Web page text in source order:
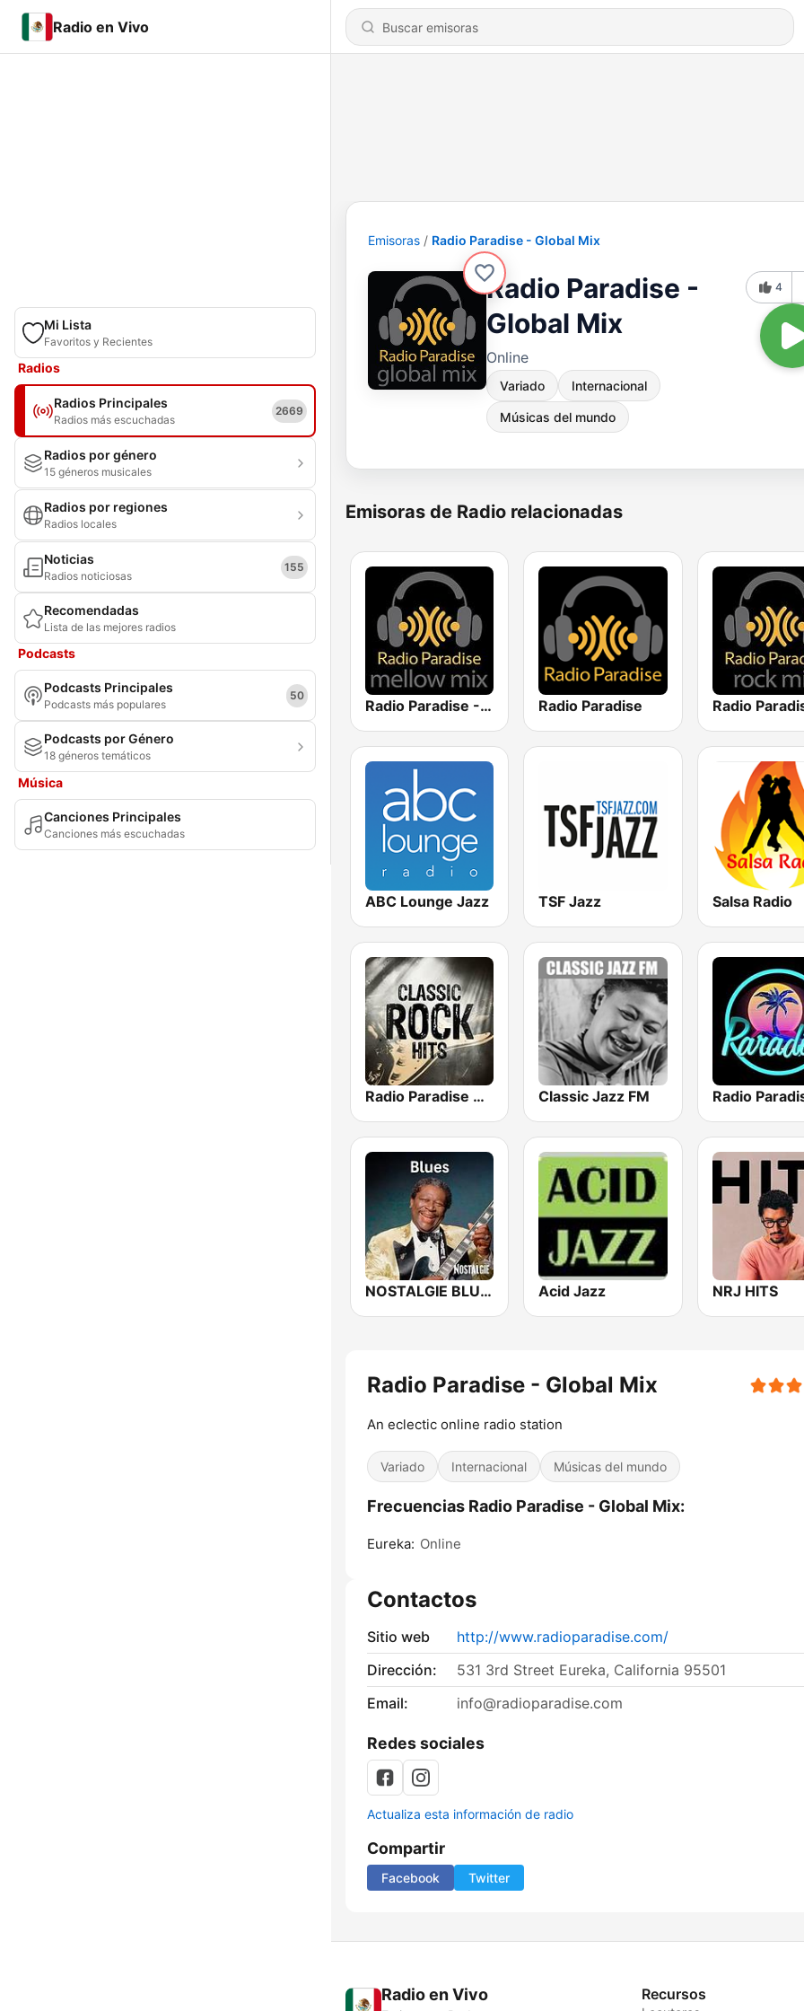
Radio en Vivo
Mi Lista
Favoritos y Recientes
Radios
Radios Principales
Radios más escuchadas
2669
Radios por género
15 géneros musicales
Radios por regiones
Radios locales
Noticias
Radios noticiosas
155
Recomendadas
Lista de las mejores radios
Podcasts
Podcasts Principales
Podcasts más populares
50
Podcasts por Género
18 géneros temáticos
Música
Canciones Principales
Canciones más escuchadas
Emisoras Radio Paradise - Global Mix
Radio Paradise -
Global Mix
Online
Variado Internacional
Músicas del mundo
4
Emisoras de Radio relacionadas
Radio Paradise - Mellow Mix Radio Paradise
ABC Lounge Jazz TSF Jazz Salsa Radio
Radio Paradise Rock Classic Jazz FM Radio
NOSTALGIE BLUES Acid Jazz NRJ HITS
Radio Paradise - Global Mix
An eclectic online radio station
Variado Internacional Músicas del mundo
Frecuencias Radio Paradise - Global Mix:
Eureka: Online
Contactos
Sitio web
http://www.radioparadise.com/
Dirección:
531 3rd Street Eureka, California 95501
Email:
info@radioparadise.com
Redes sociales
Actualiza esta información de radio
Compartir
Facebook Twitter
Radio en Vivo Recursos